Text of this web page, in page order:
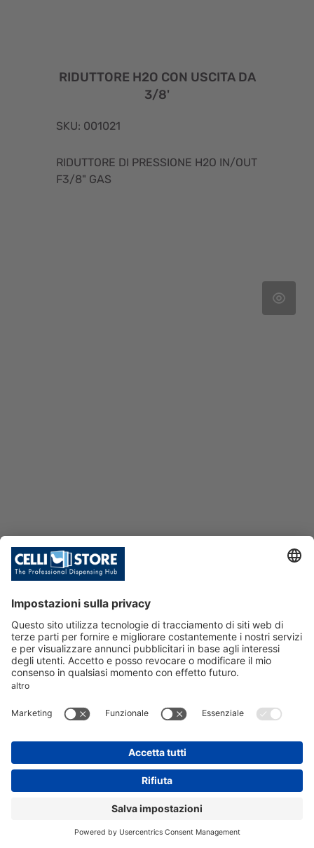
RIDUTTORE H2O CON USCITA DA
3/8'
SKU: 001021
RIDUTTORE DI PRESSIONE H2O IN/OUT
F3/8" GAS
VALVOLA INOX JOLLI LIQUIDO 9/1
6'UN
SKU: 001028
VALVOLA INOX JOLLI LIQUIDO FIL.